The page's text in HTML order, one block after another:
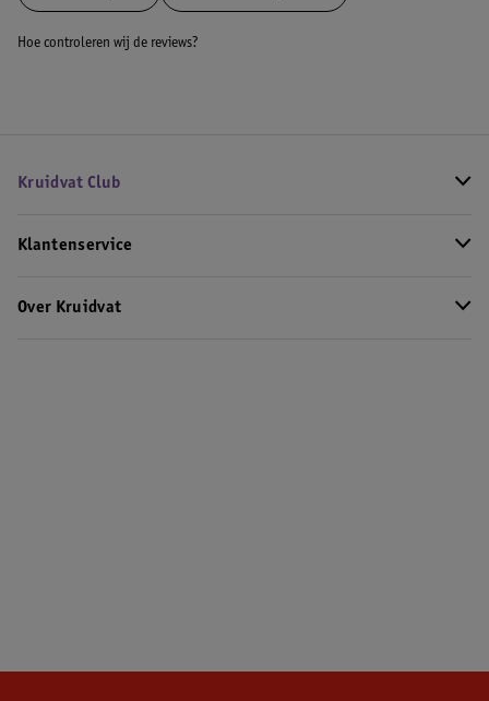
Hoe controleren wij de reviews?
Kruidvat Club
Klantenservice
Over Kruidvat